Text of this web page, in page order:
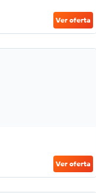
Ver oferta
Ver oferta